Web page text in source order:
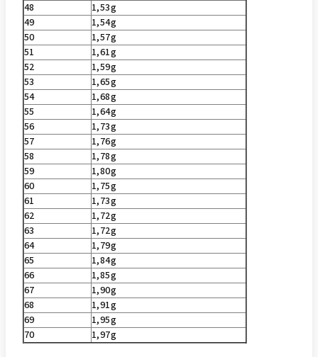
48
1,53g
49
1,54g
50
1,57g
51
1,61g
52
1,59g
53
1,65g
54
1,68g
55
1,64g
56
1,73g
57
1,76g
58
1,78g
59
1,80g
60
1,75g
61
1,73g
62
1,72g
63
1,72g
64
1,79g
65
1,84g
66
1,85g
67
1,90g
68
1,91g
69
1,95g
70
1,97g